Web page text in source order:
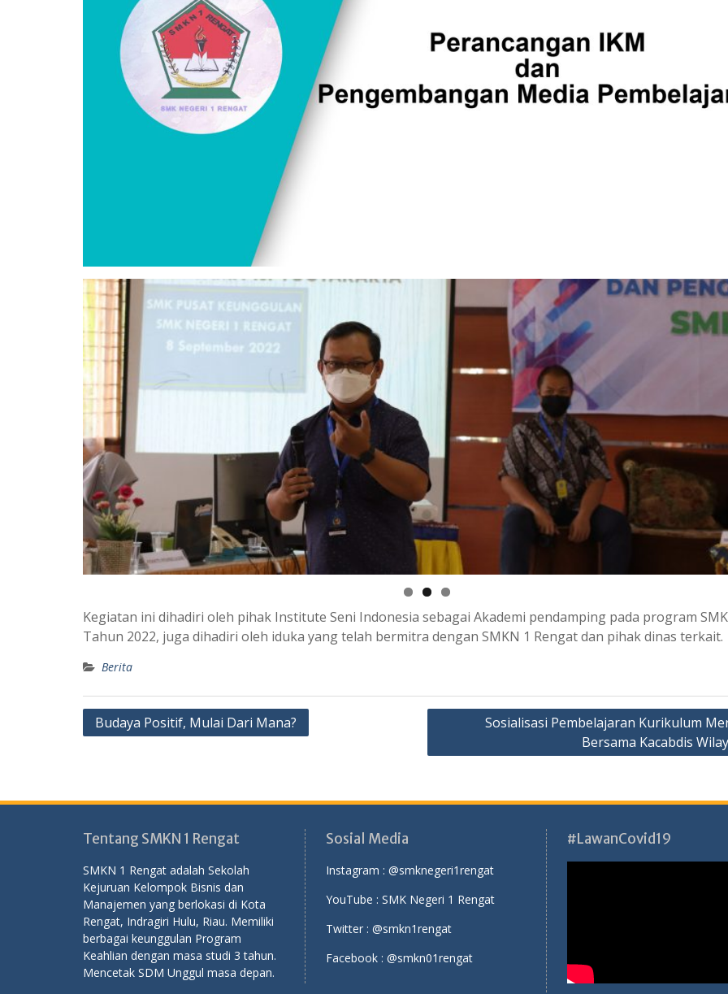
Kegiatan ini dihadiri oleh pihak Institute Seni Indonesia sebagai Akademi pendamping pada program
Tahun 2022, juga dihadiri oleh iduka yang telah bermitra dengan SMKN 1 Rengat dan pihak dinas terkait.
Berita
Post
Budaya Positif, Mulai Dari Mana?
Sosialisasi Pembelajaran Kurikulum
Bersama Kacabdis
Tentang SMKN 1 Rengat
SMKN 1 Rengat adalah Sekolah
Kejuruan Kelompok Bisnis dan
Manajemen yang berlokasi di Kota
Rengat, Indragiri Hulu, Riau. Memiliki
berbagai keunggulan Program
Keahlian dengan masa studi 3 tahun.
Mencetak SDM Unggul masa depan.
Sosial Media
Instagram : @smknegeri1rengat
YouTube : SMK Negeri 1 Rengat
Twitter : @smkn1rengat
Facebook : @smkn01rengat
#LawanCovid19